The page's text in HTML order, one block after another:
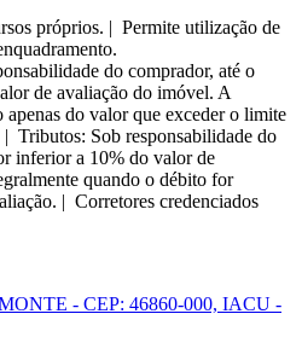
próprios. | Permite utilização de
do comprador, até o
de avaliação do imóvel. A
do valor que exceder o limite
Tributos: Sob responsabilidade do
inferior a 10% do valor de
quando o débito for
| Corretores credenciados
- CEP: 46860-000, IACU -